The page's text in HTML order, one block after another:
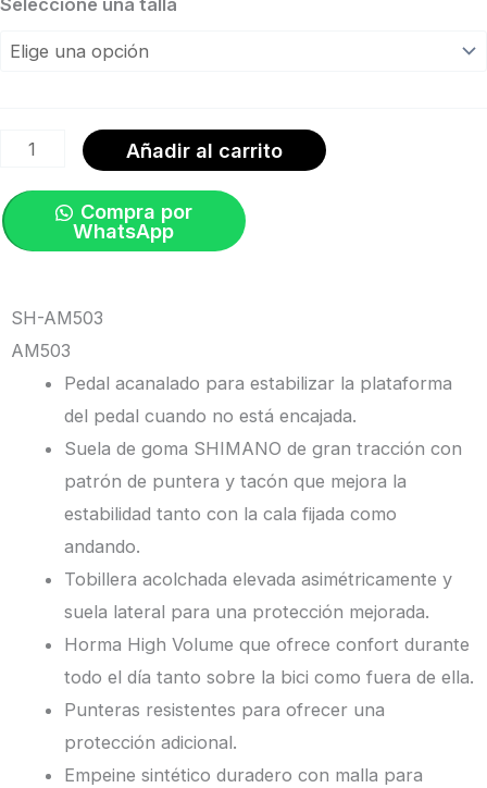
Clip
Oliva
cantidad
Añadir al carrito
Compra por
WhatsApp
SH-AM503
AM503
Pedal acanalado para estabilizar la plataforma
del pedal cuando no está encajada.
Suela de goma SHIMANO de gran tracción con
patrón de puntera y tacón que mejora la
estabilidad tanto con la cala fijada como
andando.
Tobillera acolchada elevada asimétricamente y
suela lateral para una protección mejorada.
Horma High Volume que ofrece confort durante
todo el día tanto sobre la bici como fuera de ella.
Punteras resistentes para ofrecer una
protección adicional.
Empeine sintético duradero con malla para